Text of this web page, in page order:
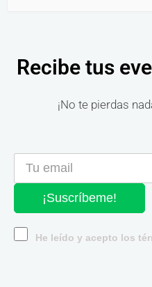
Recibe tus
¡No te pierdas
¡Suscríbeme!
He leído y acepto los